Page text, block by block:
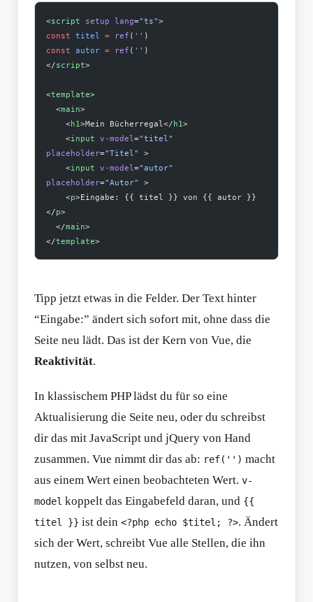
<script setup lang="ts">
const titel = ref ( '' )
const autor = ref ( '' )
</script>
<template>
  <
main>
    <
h1>Mein Bücherregal</ h1>
    <
input v-model="titel"
placeholder="Titel"
>
    <
input v-model="autor"
placeholder="Autor"
>
    <
p>Eingabe: {{ titel }} von {{ autor }}
</p>
  </
main>
</template>
Tipp jetzt etwas in die Felder. Der Text hinter
“Eingabe:” ändert sich sofort mit, ohne dass die
Seite neu lädt. Das ist der Kern von Vue, die
Reaktivität.
In klassischem PHP lädst du für so eine
Aktualisierung die Seite neu, oder du schreibst
dir das mit JavaScript und jQuery von Hand
zusammen. Vue nimmt dir das ab: ref('') macht
aus einem Wert einen beobachteten Wert. v-
model koppelt das Eingabefeld daran, und {{
titel }} ist dein <?php echo $titel; ?>. Ändert
sich der Wert, schreibt Vue alle Stellen, die ihn
nutzen, von selbst neu.